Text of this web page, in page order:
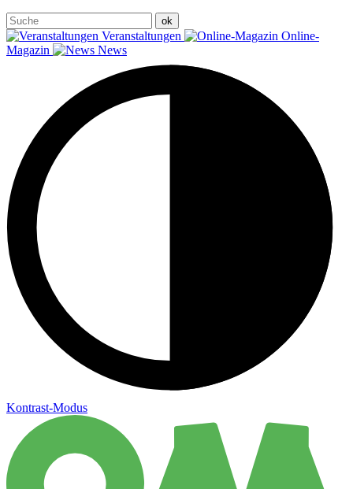
Veranstaltungen
Online-
Magazin
News
Kontrast-Modus